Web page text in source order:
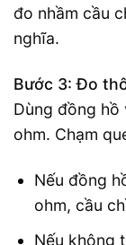
đo nhầm cầu
nghĩa.
Bước 3: Đo
Dùng đồng hồ
ohm. Chạm
Nếu đồng
ohm, cầu
Nếu không